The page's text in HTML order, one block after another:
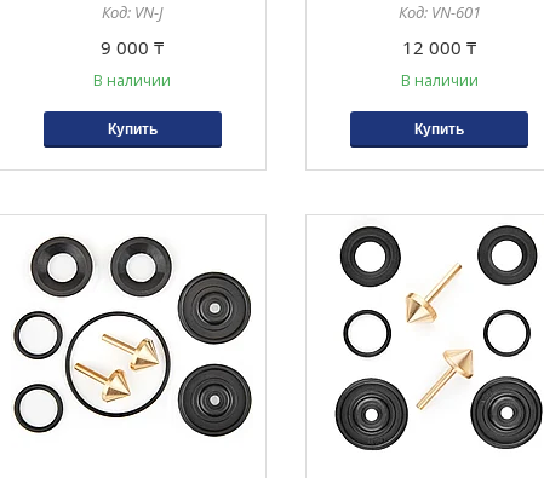
VN-J
9 000 ₸
В наличии
Купить
VN-601
12 000 ₸
В наличии
Купить